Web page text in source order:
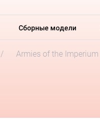
Сборные модели
Armies of the Imperium